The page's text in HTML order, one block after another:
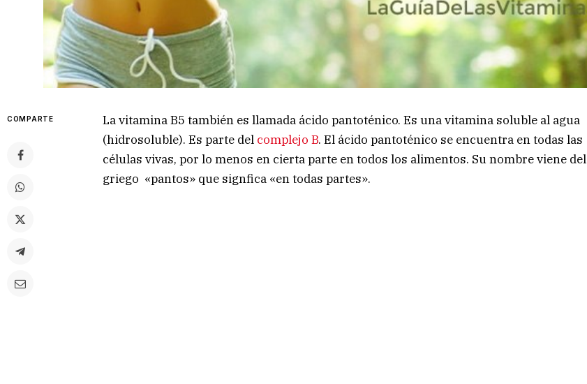
COMPARTE
La vitamina B5 también es llamada ácido pantoténico. Es una vitamina soluble al agua
(hidrosoluble). Es parte del complejo B. El ácido pantoténico se encuentra en todas las
células vivas, por lo menos en cierta parte en todos los alimentos. Su nombre viene del
griego «pantos» que signfica «en todas partes».